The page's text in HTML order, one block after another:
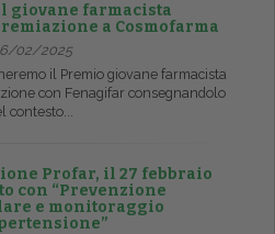
giovane farmacista
a Cosmofarma
02/2025
il Premio giovane farmacista
con Fenagifar consegnandolo
contesto...
Profar, il 27 febbraio
con “Prevenzione
e monitoraggio